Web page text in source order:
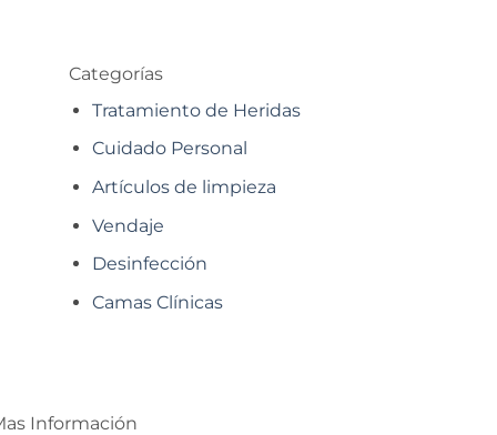
Categorías
Tratamiento de Heridas
Cuidado Personal
Artículos de limpieza
Vendaje
Desinfección
Camas Clínicas
Información